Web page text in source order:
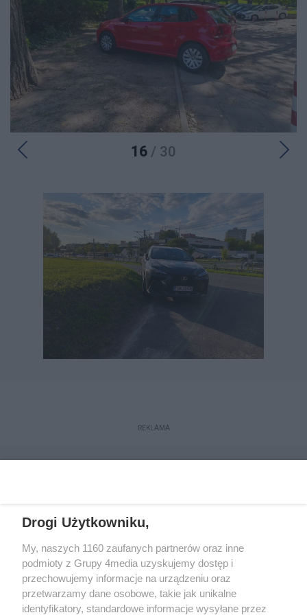
16 / 30
REKLAMA
Reklama Kontakt Regulamin
Dystrybucja
Regulamin prenumeraty
Polityka Prywatności
Drogi Użytkowniku,
My, naszych 1160 zaufanych partnerów oraz inne
podmioty z Grupy 4media uzyskujemy dostęp i
przechowujemy informacje na urządzeniu oraz
przetwarzamy dane osobowe, takie jak unikalne
identyfikatory, standardowe informacje wysyłane przez